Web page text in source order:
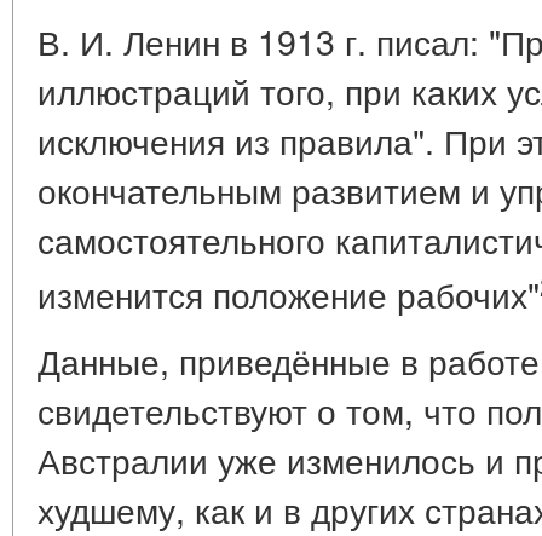
В. И. Ленин в 1913 г. писал:
иллюстраций того, при каких
исключения из правила". При
окончательным развитием и
самостоятельного
изменится положение рабочих"
Данные, приведённые в работе
свидетельствуют о том, что
Австралии уже изменилось и
худшему, как и в других